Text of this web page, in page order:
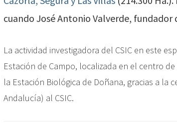
cuando José Antonio Valverde, fundador
La actividad investigadora del CSIC en este
Estación de Campo, localizada en el centro
la Estación Biológica de Doñana, gracias a
Andalucía) al CSIC.